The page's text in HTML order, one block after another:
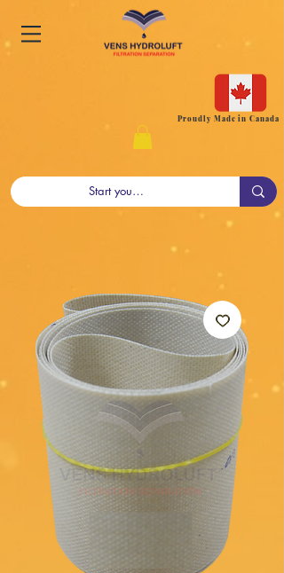
Proudly Made in Canada